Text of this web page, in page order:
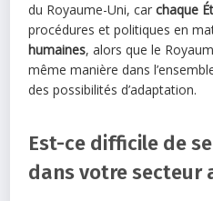
du Royaume-Uni, carchaque
procédures et politiques en
humaines, alors que le
même manière dans
des possibilités d’adaptation.
Est-ce difficile de
dans votre secteur